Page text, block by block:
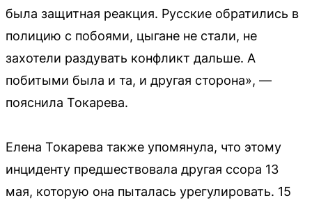
была защитная реакция. Русские обратились в
полицию с побоями, цыгане не стали, не
захотели раздувать конфликт дальше. А
побитыми была и та, и другая сторона», —
пояснила Токарева.
Елена Токарева также упомянула, что этому
инциденту предшествовала другая ссора 13
мая, которую она пыталась урегулировать. 15